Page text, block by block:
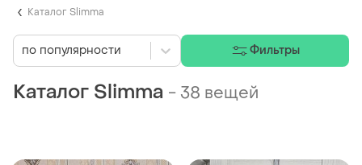
Каталог Slimma
Каталог Slimma - 38 вещей
по популярности Фильтры